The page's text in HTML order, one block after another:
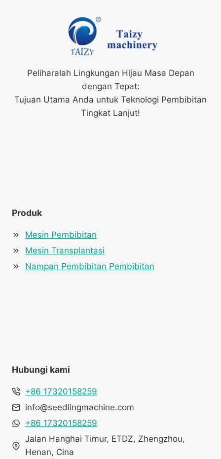
Peliharalah Lingkungan Hijau Masa Depan
dengan Tepat:
Tujuan Utama Anda untuk Teknologi Pembibitan
Tingkat Lanjut!
Produk
Mesin Pembibitan
Mesin Transplantasi
Nampan Pembibitan Pembibitan
Hubungi kami
+86 17320158259
info@seedlingmachine.com
+86 17320158259
Jalan Hanghai Timur, ETDZ, Zhengzhou,
Henan, Cina